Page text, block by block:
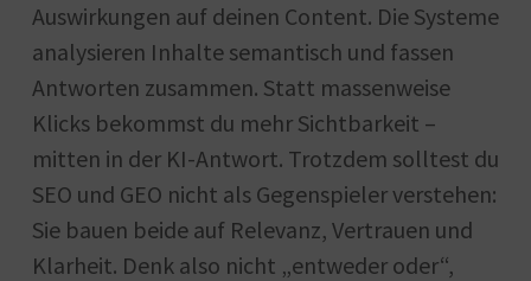
Auswirkungen auf deinen Content. Die Systeme
analysieren Inhalte semantisch und fassen
Antworten zusammen. Statt massenweise
Klicks bekommst du mehr Sichtbarkeit –
mitten in der KI-Antwort. Trotzdem solltest du
SEO und GEO nicht als Gegenspieler verstehen:
Sie bauen beide auf Relevanz, Vertrauen und
Klarheit. Denk also nicht „entweder oder“,